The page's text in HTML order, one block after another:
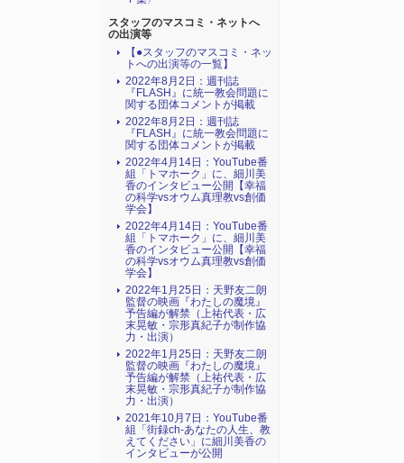
スタッフのマスコミ・ネットへ
の出演等
【●スタッフのマスコミ・ネッ
トへの出演等の一覧】
2022年8月2日：週刊誌
『FLASH』に統一教会問題に
関する団体コメントが掲載
2022年8月2日：週刊誌
『FLASH』に統一教会問題に
関する団体コメントが掲載
2022年4月14日：YouTube番
組「トマホーク」に、細川美
香のインタビュー公開【幸福
の科学vsオウム真理教vs創価
学会】
2022年4月14日：YouTube番
組「トマホーク」に、細川美
香のインタビュー公開【幸福
の科学vsオウム真理教vs創価
学会】
2022年1月25日：天野友二朗
監督の映画『わたしの魔境』
予告編が解禁（上祐代表・広
末晃敏・宗形真紀子が制作協
力・出演）
2022年1月25日：天野友二朗
監督の映画『わたしの魔境』
予告編が解禁（上祐代表・広
末晃敏・宗形真紀子が制作協
力・出演）
2021年10月7日：YouTube番
組「街録ch-あなたの人生、教
えてください」に細川美香の
インタビューが公開